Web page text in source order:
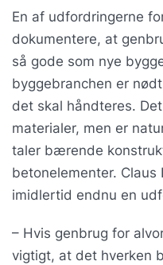
En af udfordringerne
dokumentere, at
så gode som nye
byggebranchen er
det skal håndteres.
materialer, men er
taler bærende
betonelementer.
imidlertid endnu en
– Hvis genbrug for
vigtigt, at det hverken